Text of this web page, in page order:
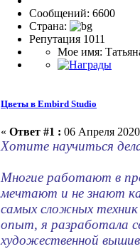
Сообщений: 6600
Страна:
Репутация 1011
Мое имя:
Цветы в Embird Studio
« Ответ #1 : 06 Апреля
Хотите научиться
Многие работают в
мечтают и не знают
самых сложных
опыт, я разработала
художественной